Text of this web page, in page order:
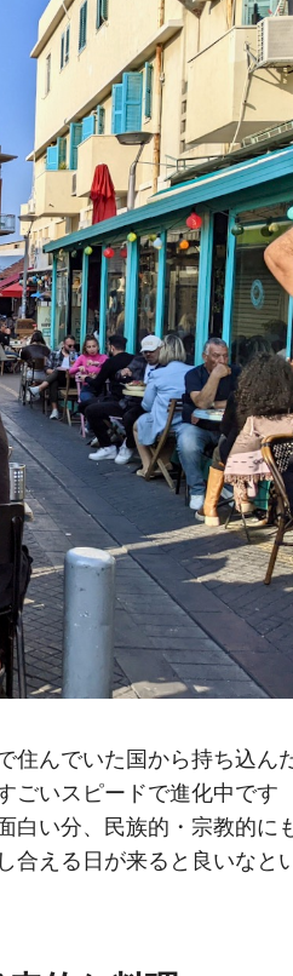
住んでいた国から持ち込ん
ごいスピードで進化中です
白い分、民族的・宗教的に
合える日が来ると良いなと